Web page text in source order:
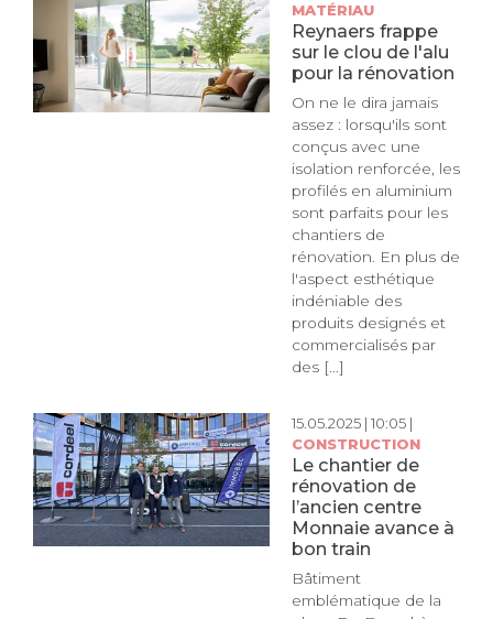
MATÉRIAU
Reynaers frappe
sur le clou de l'alu
pour la rénovation
On ne le dira jamais
assez : lorsqu'ils sont
conçus avec une
isolation renforcée, les
profilés en aluminium
sont parfaits pour les
chantiers de
rénovation. En plus de
l'aspect esthétique
indéniable des
produits designés et
commercialisés par
des [...]
15.05.2025 | 10:05 |
CONSTRUCTION
Le chantier de
rénovation de
l’ancien centre
Monnaie avance à
bon train
Bâtiment
emblématique de la